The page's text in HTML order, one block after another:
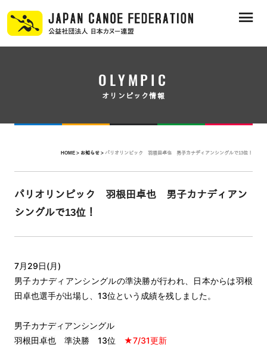
OLYMPIC
オリンピック情報
HOME > お知らせ > パリオリンピック 羽根田卓也 男子カナディアンシングルで13位！
パリオリンピック 羽根田卓也 男子カナディアン
シングルで13位！
7月29日(月)
男子カナディアンシングルの準決勝が行われ、日本からは羽根
田卓也選手が出場し、 13位という成績を残しました。
男子カナディアンシングル
羽根田卓也 準決勝 13位 ★7/31更新